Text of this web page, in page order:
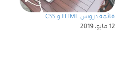
قائمة دروس HTML و CSS
12 مايو، 2019